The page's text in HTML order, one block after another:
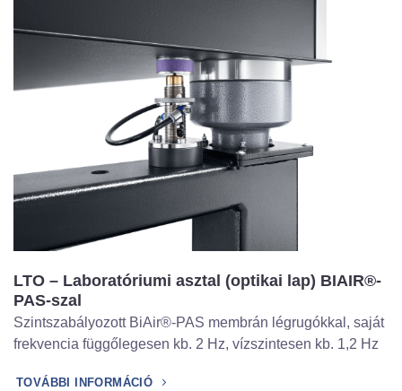
LTO – Laboratóriumi asztal (optikai lap) BIAIR®-
PAS-szal
Szintszabályozott BiAir®-PAS membrán légrugókkal, saját
frekvencia függőlegesen kb. 2 Hz, vízszintesen kb. 1,2 Hz
TOVÁBBI INFORMÁCIÓ